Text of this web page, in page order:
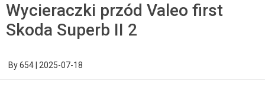
Wycieraczki przód Valeo first
Skoda Superb II 2
By654 2025-07-18